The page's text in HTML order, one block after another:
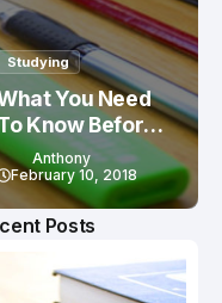
Studying
You Need
Know Before
In
Anthony
February 10, 2018
Posts